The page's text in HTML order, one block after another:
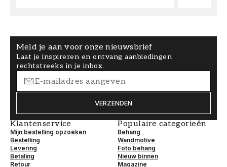
Meld je aan voor onze nieuwsbrief
Laat je inspireren en ontvang aanbiedingen
rechtstreeks in je inbox.
VERZENDEN
Klantenservice
Mijn bestelling opzoeken
Bestelling
Levering
Betaling
Retour
Populaire categorieën
Behang
Wandmotive
Foto behang
Nieuw binnen
Magazine